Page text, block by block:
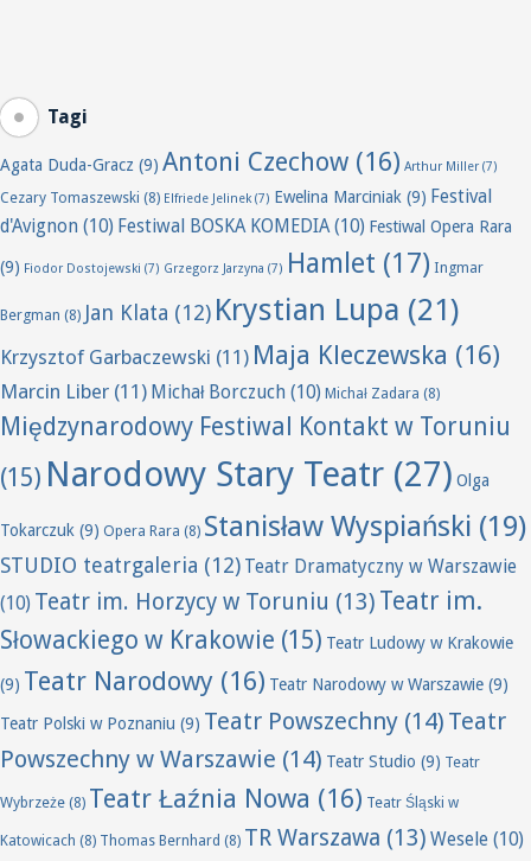
Tagi
Agata Duda-Gracz (9) Antoni Czechow (16) Arthur Miller (7)
Cezary Tomaszewski (8) Elfriede Jelinek(7) Ewelina Marciniak (9) Festival
d'Avignon (10) Festiwal BOSKA KOMEDIA(10) Festiwal Opera Rara
(9) Fiodor Dostojewski (7) Grzegorz Jarzyna (7) Hamlet (17) Ingmar
Bergman (8) Jan Klata (12) Krystian Lupa (21)
Krzysztof Garbaczewski (11) Maja Kleczewska (16)
Marcin Liber (11) Michał Borczuch (10) Michał Zadara (8)
Międzynarodowy Festiwal Kontakt w Toruniu
(15) Narodowy Stary Teatr (27) Olga
Tokarczuk (9) Opera Rara (8) Stanisław Wyspiański (19)
STUDIO teatrgaleria (12) Teatr Dramatyczny w Warszawie
(10) Teatr im. Horzycy w Toruniu (13) Teatr im.
Słowackiego w Krakowie (15) Teatr Ludowy w Krakowie
(9) Teatr Narodowy (16) Teatr Narodowy w Warszawie (9)
Teatr Polski w Poznaniu (9) Teatr Powszechny (14) Teatr
Powszechny w Warszawie (14) Teatr Studio (9) Teatr
Wybrzeże (8) Teatr Łaźnia Nowa (16) Teatr Śląski w
Katowicach (8) Thomas Bernhard (8) TR Warszawa (13) Wesele (10)